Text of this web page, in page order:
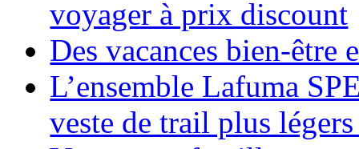
voyager à prix discount
Des vacances bien-être
L’ensemble Lafuma
veste de trail plus